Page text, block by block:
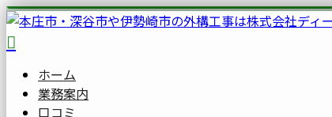
ホーム
業務案内
口コミ